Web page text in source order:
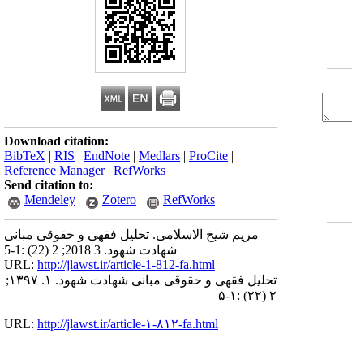
Download citation:
BibTeX | RIS | EndNote | Medlars | ProCite |
Reference Manager| RefWorks
Send citation to:
Mendeley
Zotero RefWorks
مریم شیخ الاسلامی. تحلیل فقهی و حقوقی مبانی
شهادت شهود. 3 2018; 2 (22) :1-5
URL: http://jlawst.ir/article-1-812-fa.html
تحلیل فقهی و حقوقی مبانی شهادت شهود. ۱. ۱۳۹۷;
۲ (۲۲) :۱-۵
URL: http://jlawst.ir/article-۱-۸۱۲-fa.html